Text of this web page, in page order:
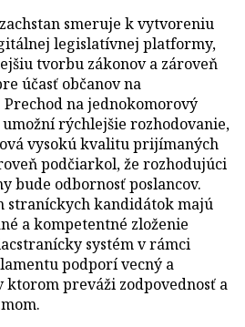
smeruje k vytvoreniu
legislatívnej platformy,
tvorbu zákonov a zároveň
účasť občanov na
na jednokomorový
rýchlejšie rozhodovanie,
vysokú kvalitu prijímaných
podčiarkol, že rozhodujúci
bude odbornosť poslancov.
straníckych kandidátok majú
a kompetentné zloženie
systém v rámci
podporí vecný a
preváži zodpovednosť a